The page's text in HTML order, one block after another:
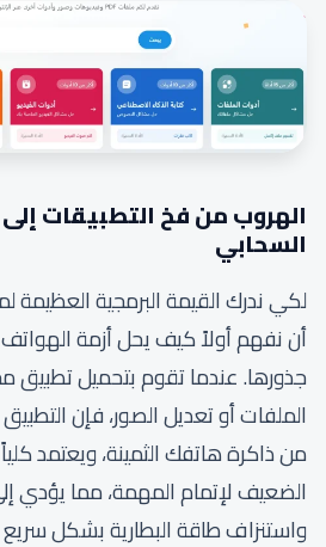
الهروب من فخ التطبيقات
السحابي
أن نفهم أولاً كيف يحل أزمة
جذورها. عندما تقوم بتحميل
الملفات أو تعديل الصور، فإن
من ذاكرة هاتفك الثمينة، ويعتمد
الضعيف لإتمام المهمة، مما يؤدي
واستنزاف طاقة البطارية بشكل